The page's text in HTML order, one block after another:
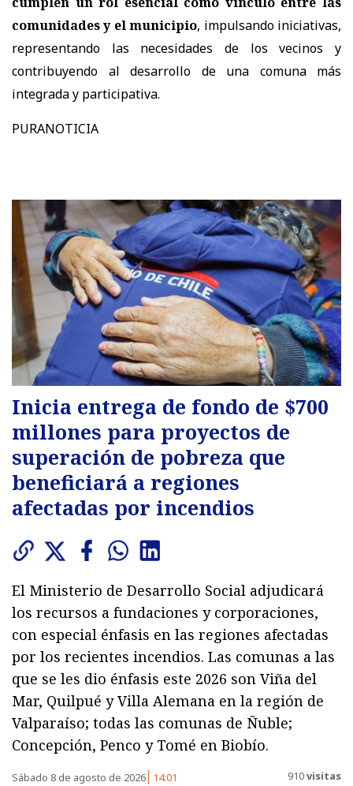
comunidades y el municipio, impulsando iniciativas,
representando las necesidades de los vecinos y
contribuyendo al desarrollo de una comuna más
integrada y participativa.
PURANOTICIA
Inicia entrega de fondo de $700
millones para proyectos de
superación de pobreza que
beneficiará a regiones
afectadas por incendios
El Ministerio de Desarrollo Social adjudicará
los recursos a fundaciones y corporaciones,
con especial énfasis en las regiones afectadas
por los recientes incendios. Las comunas a las
que se les dio énfasis este 2026 son Viña del
Mar, Quilpué y Villa Alemana en la región de
Valparaíso; todas las comunas de Ñuble;
Concepción, Penco y Tomé en Biobío.
Sábado 8 de agosto de 2026 14:01 910visitas